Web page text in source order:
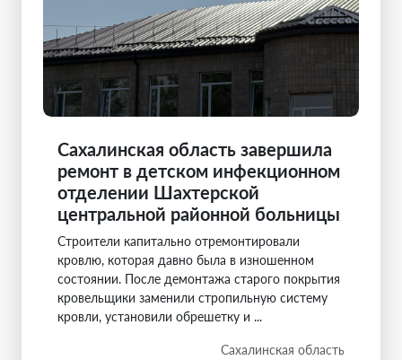
Сахалинская область завершила
ремонт в детском инфекционном
отделении Шахтерской
центральной районной больницы
Строители капитально отремонтировали
кровлю, которая давно была в изношенном
состоянии. После демонтажа старого покрытия
кровельщики заменили стропильную систему
кровли, установили обрешетку и ...
Сахалинская область